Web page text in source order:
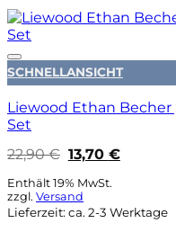
SCHNELLANSICHT
Liewood Ethan Becher
Set
22,90€ Ursprünglicher
Preis
war:
22,90 €
13,70 €Aktueller
Enthält 19% MwSt.
zzgl. Versand
Lieferzeit: ca. 2-3 Werktage